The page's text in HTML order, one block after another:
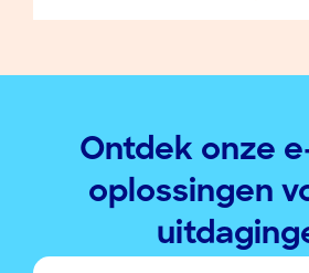
Ontdek onze
oplossingen